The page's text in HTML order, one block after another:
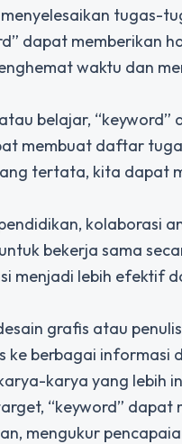
tugas-
dapat memberikan
waktu dan
belajar,
membuat daftar
tertata, kita dapat
kolaborasi
bekerja sama
menjadi lebih efektif
grafis atau
berbagai informasi
karya yang lebih
“keyword”
mengukur